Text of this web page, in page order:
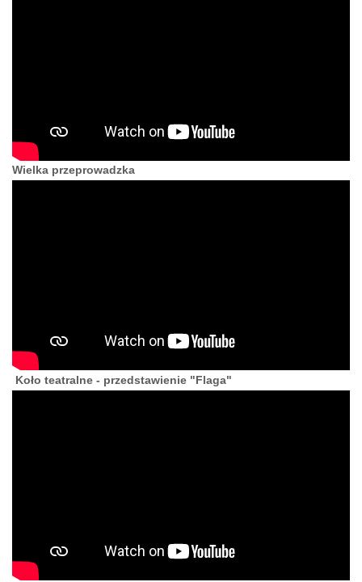
Wielka przeprowadzka
Koło teatralne - przedstawienie "Flaga"